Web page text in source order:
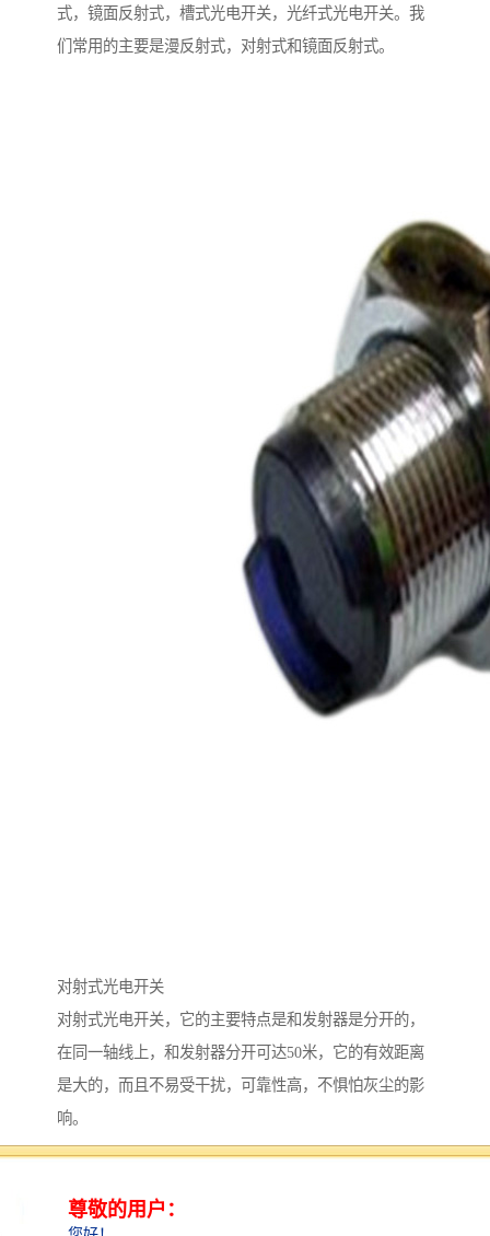
式，镜面反射式，槽式光电开关，光纤式光电开关。我
们常用的主要是漫反射式，对射式和镜面反射式。
对射式光电开关
对射式光电开关，它的主要特点是和发射器是分开的，
在同一轴线上，和发射器分开可达50米，它的有效距离
是大的，而且不易受干扰，可靠性高，不惧怕灰尘的影
响。